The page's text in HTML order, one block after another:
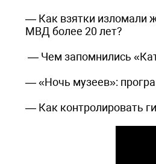
— Как взятки изломали
МВД более 20 лет?
— Чем запомнились
— «Ночь музеев»:
— Как контролировать